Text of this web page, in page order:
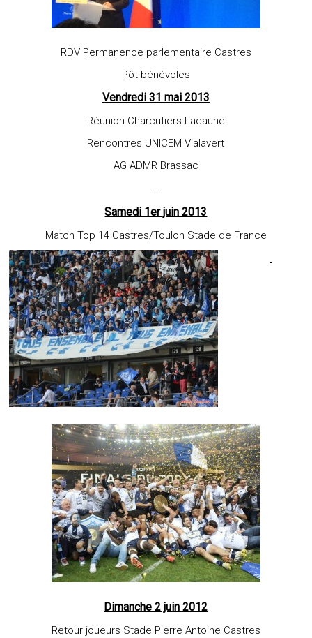
RDV Permanence parlementaire Castres
Pôt bénévoles
Vendredi 31 mai 2013
Réunion Charcutiers Lacaune
Rencontres UNICEM Vialavert
AG ADMR Brassac
Samedi 1er juin 2013
Match Top 14 Castres/Toulon Stade de France
Dimanche 2 juin 2012
Retour joueurs Stade Pierre Antoine Castres